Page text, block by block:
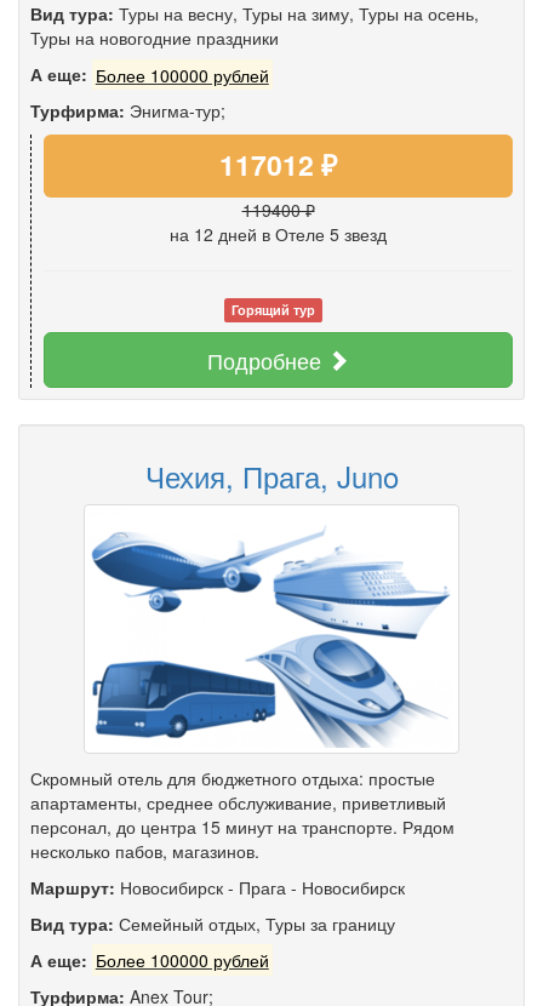
Вид тура: Туры на весну, Туры на зиму, Туры на осень,
Туры на новогодние праздники
А еще: Более 100000 рублей
Турфирма: Энигма-тур;
117012 ₽
119400 ₽
на 12 дней в Отеле 5 звезд
Горящий тур
Подробнее
Чехия, Прага, Juno
Скромный отель для бюджетного отдыха: простые
апартаменты, среднее обслуживание, приветливый
персонал, до центра 15 минут на транспорте. Рядом
несколько пабов, магазинов.
Маршрут: Новосибирск - Прага - Новосибирск
Вид тура: Семейный отдых, Туры за границу
А еще: Более 100000 рублей
Турфирма: Anex Tour;